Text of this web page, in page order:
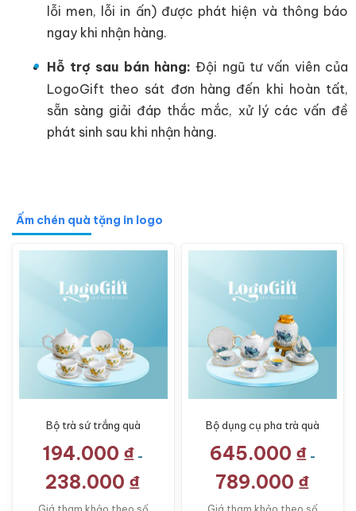
lỗi men, lỗi in ấn) được phát hiện và thông báo
ngay khi nhận hàng.
Hỗ trợ sau bán hàng: Đội ngũ tư vấn viên của
LogoGift theo sát đơn hàng đến khi hoàn tất,
sẵn sàng giải đáp thắc mắc, xử lý các vấn đề
phát sinh sau khi nhận hàng.
Ấm chén quà tặng in logo
Bộ trà sứ trắng quà
lửa vẽ hoa mai vàng
194.000 ₫ -
238.000 ₫
Giá tham khảo theo số
Bộ dụng cụ pha trà quà
hoa sen LG-AC26
645.000 ₫ -
789.000 ₫
Giá tham khảo theo số